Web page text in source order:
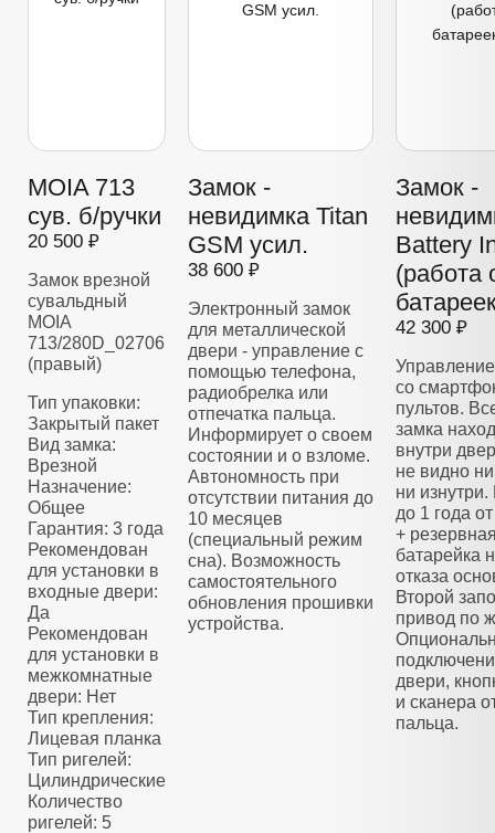
MOIA 713
сув. б/ручки
20 500 ₽
Замок врезной
сувальдный
MOIA
713/280D_02706
(правый)
Тип упаковки:
Закрытый пакет
Вид замка:
Врезной
Назначение:
Общее
Гарантия: 3 года
Рекомендован
для установки в
входные двери:
Да
Рекомендован
для установки в
межкомнатные
двери: Нет
Тип крепления:
Лицевая планка
Тип ригелей:
Цилиндрические
Количество
ригелей: 5
Замок -
невидимка Titan
GSM усил.
38 600 ₽
Электронный замок
для металлической
двери - управление с
помощью телефона,
радиобрелка или
отпечатка пальца.
Информирует о своем
состоянии и о взломе.
Автономность при
отсутствии питания до
10 месяцев
(специальный режим
сна). Возможность
самостоятельного
обновления прошивки
устройства.
Замок -
Battery
(работа
42 300 ₽
со
пультов.
замка
внутри
не видно
ни изнутри.
до 1 года
+
батарейка
отказа
Второй
привод по
двери,
и сканера
пальца.